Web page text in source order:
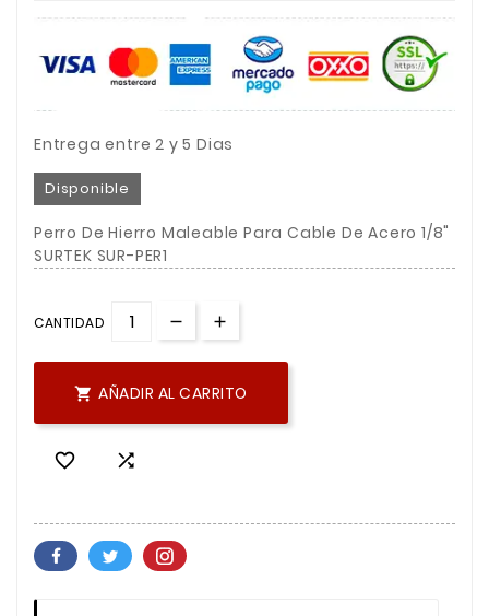
Entrega entre 2 y 5 Dias
Disponible
Perro De Hierro Maleable Para Cable De Acero 1/8"
SURTEK SUR-PER1
CANTIDAD
 AÑADIR AL CARRITO
 